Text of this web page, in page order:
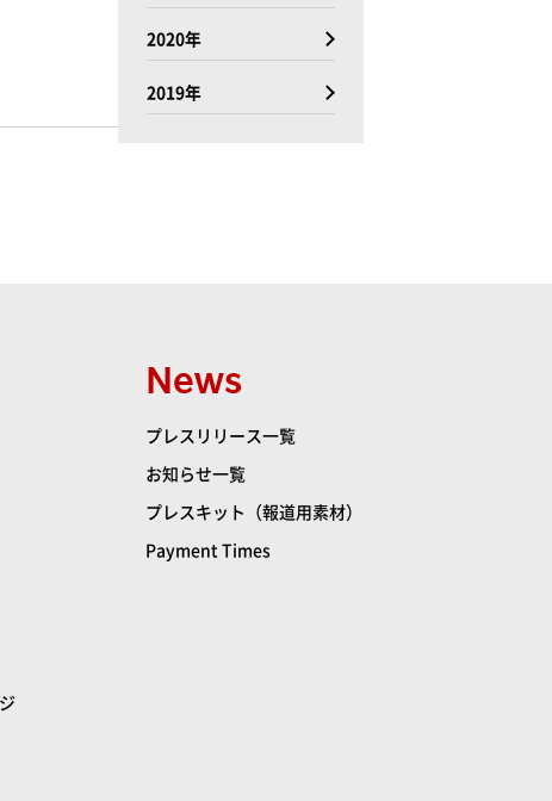
2020年
2019年
News
プレスリリース一覧
お知らせ一覧
プレスキット（報道用素材）
Payment Times